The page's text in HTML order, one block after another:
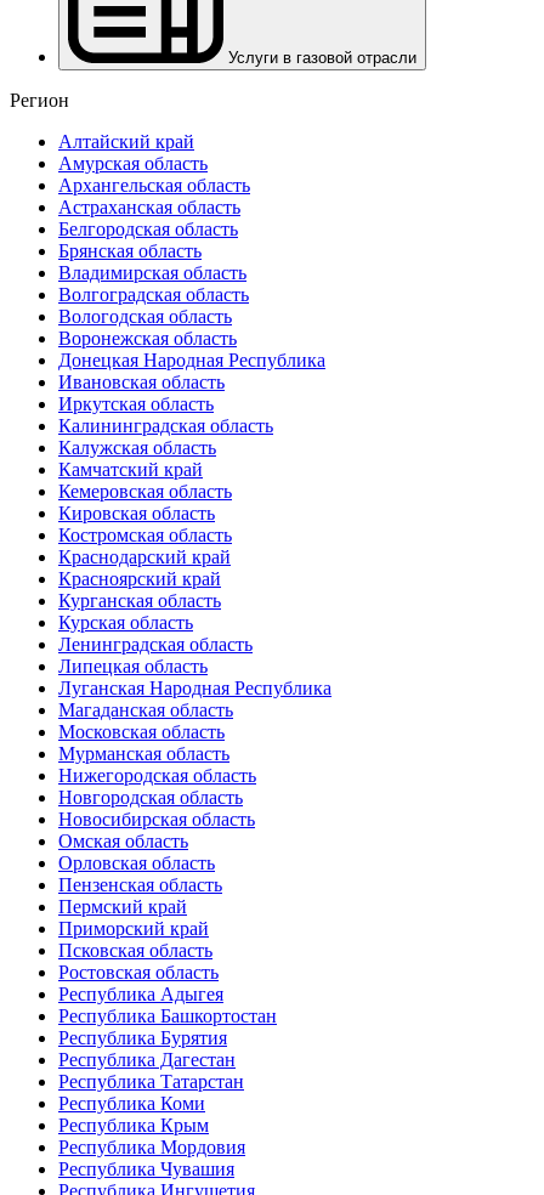
Услуги в газовой отрасли
Регион
Алтайский край
Амурская область
Архангельская область
Астраханская область
Белгородская область
Брянская область
Владимирская область
Волгоградская область
Вологодская область
Воронежская область
Донецкая Народная Республика
Ивановская область
Иркутская область
Калининградская область
Калужская область
Камчатский край
Кемеровская область
Кировская область
Костромская область
Краснодарский край
Красноярский край
Курганская область
Курская область
Ленинградская область
Липецкая область
Луганская Народная Республика
Магаданская область
Московская область
Мурманская область
Нижегородская область
Новгородская область
Новосибирская область
Омская область
Орловская область
Пензенская область
Пермский край
Приморский край
Псковская область
Ростовская область
Республика Адыгея
Республика Башкортостан
Республика Бурятия
Республика Дагестан
Республика Татарстан
Республика Коми
Республика Крым
Республика Мордовия
Республика Чувашия
Республика Ингушетия